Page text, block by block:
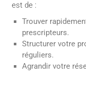
est de :
Trouver
prescripteurs.
Structurer votre
réguliers.
Agrandir votre